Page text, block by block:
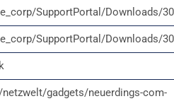
SupportPortal/Downloads/
SupportPortal/Downloads/
gadgets/neuerdings-com-